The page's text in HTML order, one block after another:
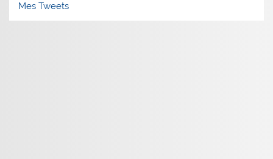
Mes Tweets